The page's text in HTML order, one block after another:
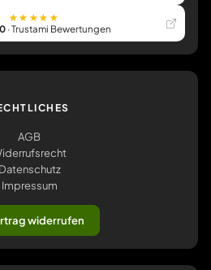
★★★★★
· Trustami Bewertungen
AGB
Datenschutz
Impressum
widerrufen